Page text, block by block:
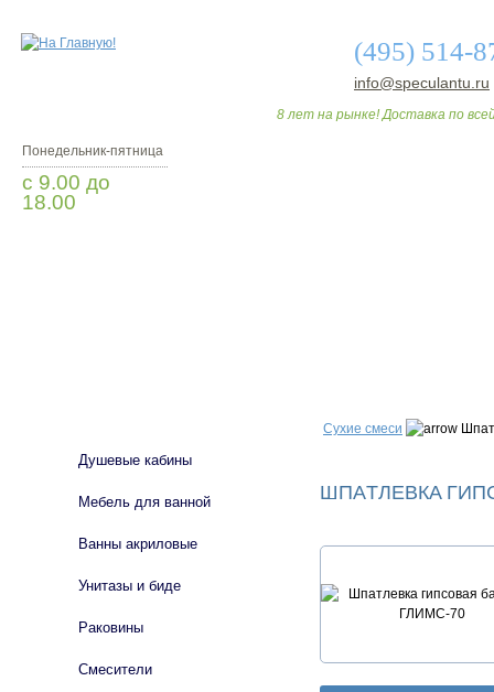
(495) 514-
info@speculantu.ru
8 лет на рынке! Доставка по
Понедельник-пятница
с 9.00 до
18.00
Сухие смеси
ШПAТЛEВКA
Душевые кабины
Мебель для ванной
Ванны акриловые
Унитазы и биде
Раковины
Смесители